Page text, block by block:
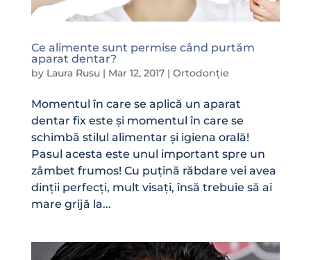
Ce alimente sunt permise când purtăm
aparat dentar?
by Laura Rusu| Mar 12, 2017| Ortodonție
Momentul în care se aplică un aparat
dentar fix este și momentul în care se
schimbă stilul alimentar și igiena orală!
Pasul acesta este unul important spre un
zâmbet frumos! Cu puțină răbdare vei avea
dinții perfecți, mult visați, însă trebuie să ai
mare grijă la...